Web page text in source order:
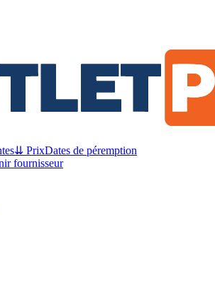
⇊ PrixDates de péremption
fournisseur